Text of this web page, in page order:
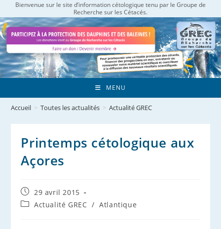
to
content
Bienvenue sur le site d’information cétologique tenu par le Groupe de
Recherche sur les Cétacés.
MENU
Accueil > Toutes les actualités > Actualité GREC
Printemps cétologique aux
Açores
Publication
publiée :
29 avril 2015
PostActualité GREC / Atlantique